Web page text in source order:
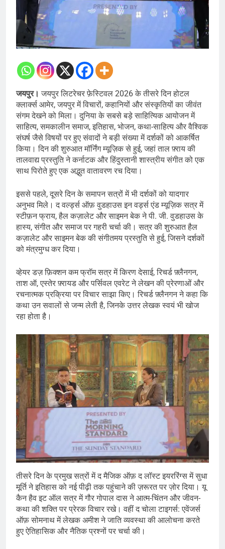
जयपुर।जयपुर लिटरेचर फ़ेस्टिवल 2026 के तीसरे दिन होटल
क्लार्क्स आमेर, जयपुर में विचारों, कहानियों और संस्कृतियों का जीवंत
संगम देखने को मिला। दुनिया के सबसे बड़े साहित्यिक आयोजन में
साहित्य, समकालीन समाज, इतिहास, भोजन, कथा-साहित्य और वैश्विक
संघर्ष जैसे विषयों पर हुए संवादों ने बड़ी संख्या में दर्शकों को आकर्षित
किया। दिन की शुरुआत मॉर्निंग म्यूज़िक से हुई, जहां ताल फ़्राय की
तालवाद्य प्रस्तुति ने कर्नाटक और हिंदुस्तानी शास्त्रीय संगीत को एक
साथ पिरोते हुए एक अद्भुत वातावरण रच दिया।
इससे पहले, दूसरे दिन के समापन सत्रों में भी दर्शकों को यादगार
अनुभव मिले। द वर्ल्ड्स ऑफ़ वुडहाउस इन वर्ड्स एंड म्यूज़िक सत्र में
स्टीफ़न फ्राय, हैल कज़ालेट और साइमन बेक ने पी. जी. वुडहाउस के
हास्य, संगीत और समाज पर गहरी चर्चा की। सत्र की शुरुआत हैल
कज़ालेट और साइमन बेक की संगीतमय प्रस्तुति से हुई, जिसने दर्शकों
को मंत्रमुग्ध कर दिया।
व्हेयर डज़ फ़िक्शन कम फ्रॉम सत्र में किरण देसाई, रिचर्ड फ़्लैनगन,
ताश ऑ, एस्तेर फ़्रायड और पर्सिवल एवरेट ने लेखन की प्रेरणाओं और
रचनात्मक प्रक्रिया पर विचार साझा किए। रिचर्ड फ़्लैनगन ने कहा कि
कथा उन सवालों से जन्म लेती है, जिनके उत्तर लेखक स्वयं भी खोज
रहा होता है।
तीसरे दिन के प्रमुख सत्रों में द मैजिक ऑफ़ द लॉस्ट इयररिंग्स में सुधा
मूर्ति ने इतिहास को नई पीढ़ी तक पहुंचाने की ज़रूरत पर ज़ोर दिया। यू
कैन हैव इट ऑल सत्र में गौर गोपाल दास ने आत्म-चिंतन और जीवन-
कथा की शक्ति पर प्रेरक विचार रखे। वहीं द चोला टाइगर्स: एवेंजर्स
ऑफ़ सोमनाथ में लेखक अमीश ने जाति व्यवस्था की आलोचना करते
हुए ऐतिहासिक और नैतिक प्रश्नों पर चर्चा की।